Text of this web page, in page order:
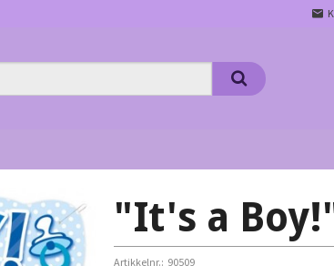
"It's a
Artikkelnr.: 90509